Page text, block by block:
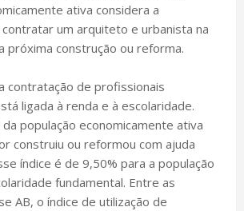
ativa considera a
um arquiteto e urbanista na
próxima construção ou reforma.
contratação de profissionais
ligada à renda e à escolaridade.
população economicamente ativa
construiu ou reformou com ajuda
índice é de 9,50% para a população
fundamental. Entre as
AB, o índice de utilização de